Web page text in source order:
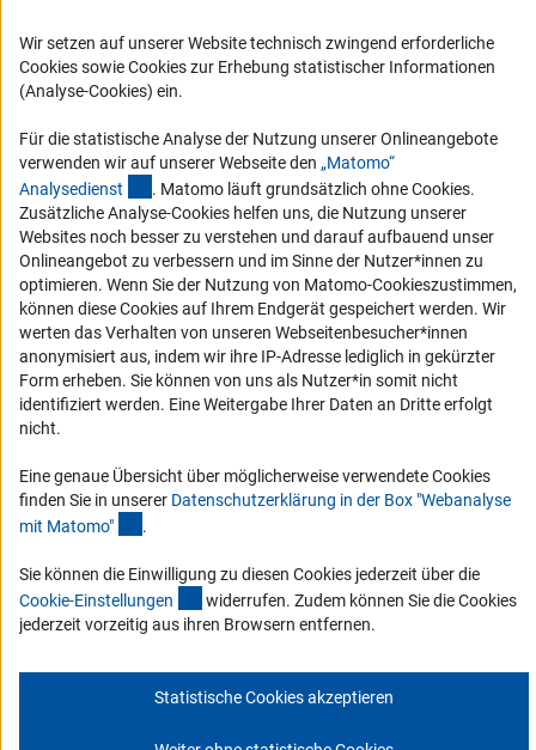
RSS-Feeds
Compliance
Barrierefreiheit
Service und Informationen für Menschen mit Behinderungen
Erklärung zur Barrierefreiheit
Barriere melden
DFG-aktuell
Erhalten Sie Neuigkeiten aus der DFG direkt in Ihr Mailpostfach oder
schauen Sie sich die Ausgaben online an.
Zum Newsletter
© 2026 DFG
Datenschutz Cookie-Einstellungen
Service
Wir setzen auf unserer Website technisch zwingend erforderliche
Cookies sowie Cookies zur Erhebung statistischer Informationen
(Analyse-Cookies) ein.
Für die statistische Analyse der Nutzung unserer Onlineangebote
verwenden wir auf unserer Webseite den „Matomo“
Analysedienst (externer Link)
. Matomo läuft grundsätzlich ohne Cookies.
Zusätzliche Analyse-Cookies helfen uns, die Nutzung unserer
Websites noch besser zu verstehen und darauf aufbauend unser
Onlineangebot zu verbessern und im Sinne der Nutzer*innen zu
optimieren. Wenn Sie der Nutzung von Matomo-Cookieszustimmen,
können diese Cookies auf Ihrem Endgerät gespeichert werden. Wir
werten das Verhalten von unseren Webseitenbesucher*innen
anonymisiert aus, indem wir ihre IP-Adresse lediglich in gekürzter
Form erheben. Sie können von uns als Nutzer*in somit nicht
identifiziert werden. Eine Weitergabe Ihrer Daten an Dritte erfolgt
nicht.
Eine genaue Übersicht über möglicherweise verwendete Cookies
finden Sie in unserer Datenschutzerklärung in der Box "Webanalyse
mit Matomo" .
Sie können die Einwilligung zu diesen Cookies jederzeit über die
Cookie-Einstellungen (interner Link)
widerrufen. Zudem können Sie die Cookies
jederzeit vorzeitig aus ihren Browsern entfernen.
Statistische Cookies akzeptieren